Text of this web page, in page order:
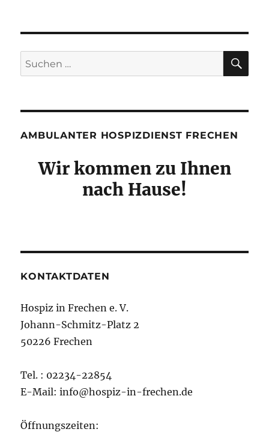
Suchen
nach:
AMBULANTER HOSPIZDIENST FRECHEN
Wir kommen zu Ihnen
nach Hause!
KONTAKTDATEN
Hospiz in Frechen e. V.
Johann-Schmitz-Platz 2
50226 Frechen
Tel. : 02234-22854
E-Mail: info@hospiz-in-frechen.de
Öffnungszeiten: